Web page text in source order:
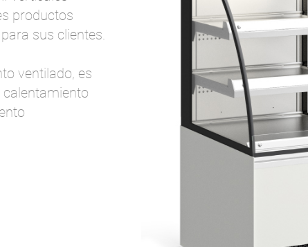
productos
sus clientes.
ventilado, es